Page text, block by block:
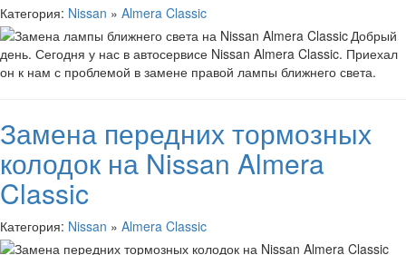
Категория: Nissan » Almera Classic
Добрый
день. Сегодня у нас в автосервисе Nissan Almera Classic. Приехал
он к нам с проблемой в замене правой лампы ближнего света.
Замена передних тормозных
колодок на Nissan Almera
Classic
Категория: Nissan » Almera Classic